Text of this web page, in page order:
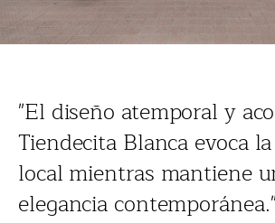
"El diseño atemporal y
Tiendecita Blanca evoca
local mientras mantiene
elegancia contemporánea."